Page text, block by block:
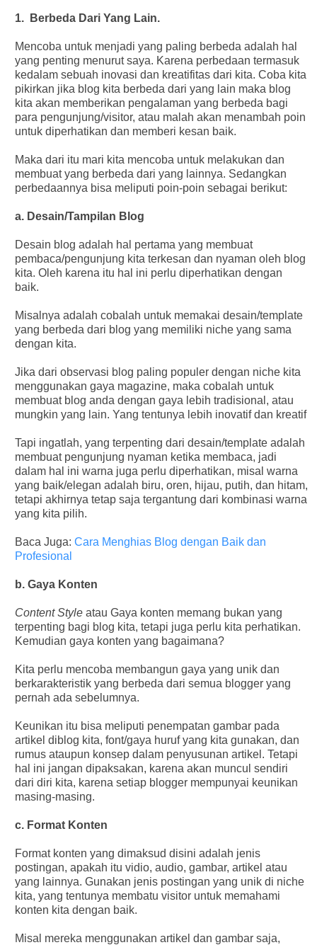
1. Berbeda Dari Yang Lain.
Mencoba untuk menjadi yang paling berbeda adalah hal
yang penting menurut saya. Karena perbedaan termasuk
kedalam sebuah inovasi dan kreatifitas dari kita. Coba kita
pikirkan jika blog kita berbeda dari yang lain maka blog
kita akan memberikan pengalaman yang berbeda bagi
para pengunjung/visitor, atau malah akan menambah poin
untuk diperhatikan dan memberi kesan baik.
Maka dari itu mari kita mencoba untuk melakukan dan
membuat yang berbeda dari yang lainnya. Sedangkan
perbedaannya bisa meliputi poin-poin sebagai berikut:
a. Desain/Tampilan Blog
Desain blog adalah hal pertama yang membuat
pembaca/pengunjung kita terkesan dan nyaman oleh blog
kita. Oleh karena itu hal ini perlu diperhatikan dengan
baik.
Misalnya adalah cobalah untuk memakai desain/template
yang berbeda dari blog yang memiliki niche yang sama
dengan kita.
Jika dari observasi blog paling populer dengan niche kita
menggunakan gaya magazine, maka cobalah untuk
membuat blog anda dengan gaya lebih tradisional, atau
mungkin yang lain. Yang tentunya lebih inovatif dan kreatif
Tapi ingatlah, yang terpenting dari desain/template adalah
membuat pengunjung nyaman ketika membaca, jadi
dalam hal ini warna juga perlu diperhatikan, misal warna
yang baik/elegan adalah biru, oren, hijau, putih, dan hitam,
tetapi akhirnya tetap saja tergantung dari kombinasi warna
yang kita pilih.
Baca Juga: Cara Menghias Blog dengan Baik dan
Profesional
b. Gaya Konten
Content Styleatau Gaya konten memang bukan yang
terpenting bagi blog kita, tetapi juga perlu kita perhatikan.
Kemudian gaya konten yang bagaimana?
Kita perlu mencoba membangun gaya yang unik dan
berkarakteristik yang berbeda dari semua blogger yang
pernah ada sebelumnya.
Keunikan itu bisa meliputi penempatan gambar pada
artikel diblog kita, font/gaya huruf yang kita gunakan, dan
rumus ataupun konsep dalam penyusunan artikel. Tetapi
hal ini jangan dipaksakan, karena akan muncul sendiri
dari diri kita, karena setiap blogger mempunyai keunikan
masing-masing.
c. Format Konten
Format konten yang dimaksud disini adalah jenis
postingan, apakah itu vidio, audio, gambar, artikel atau
yang lainnya. Gunakan jenis postingan yang unik di niche
kita, yang tentunya membatu visitor untuk memahami
konten kita dengan baik.
Misal mereka menggunakan artikel dan gambar saja,